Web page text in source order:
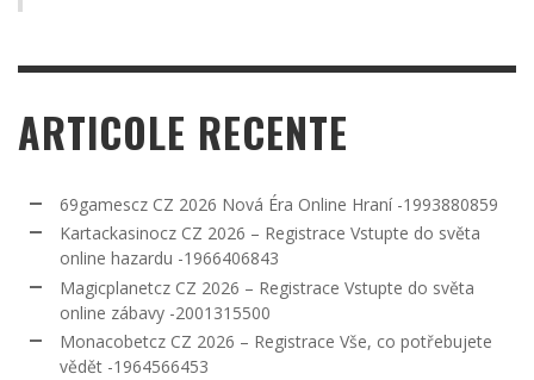
ARTICOLE RECENTE
69gamescz CZ 2026 Nová Éra Online Hraní -1993880859
Kartackasinocz CZ 2026 – Registrace Vstupte do světa
online hazardu -1966406843
Magicplanetcz CZ 2026 – Registrace Vstupte do světa
online zábavy -2001315500
Monacobetcz CZ 2026 – Registrace Vše, co potřebujete
vědět -1964566453